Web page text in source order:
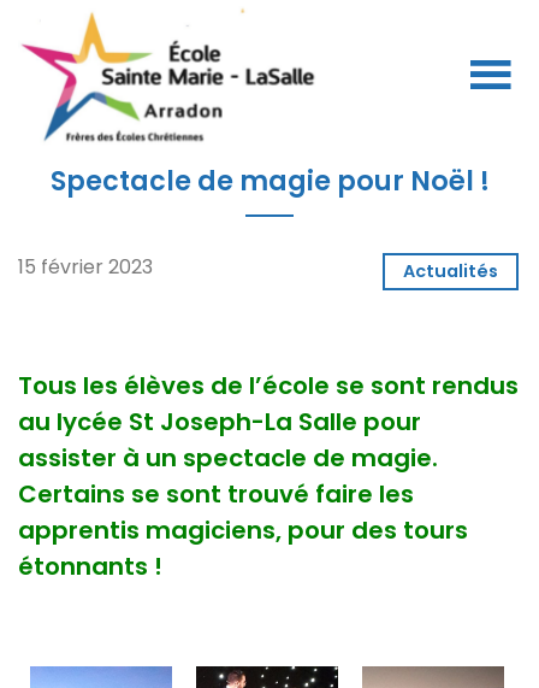
Spectacle de magie pour Noël !
15 février 2023 Actualités
Tous les élèves de l’école se sont rendus
au lycée St Joseph-La Salle pour
assister à un spectacle de magie.
Certains se sont trouvé faire les
apprentis magiciens, pour des tours
étonnants !